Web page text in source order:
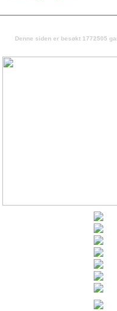
Denne siden er besøkt 1772505